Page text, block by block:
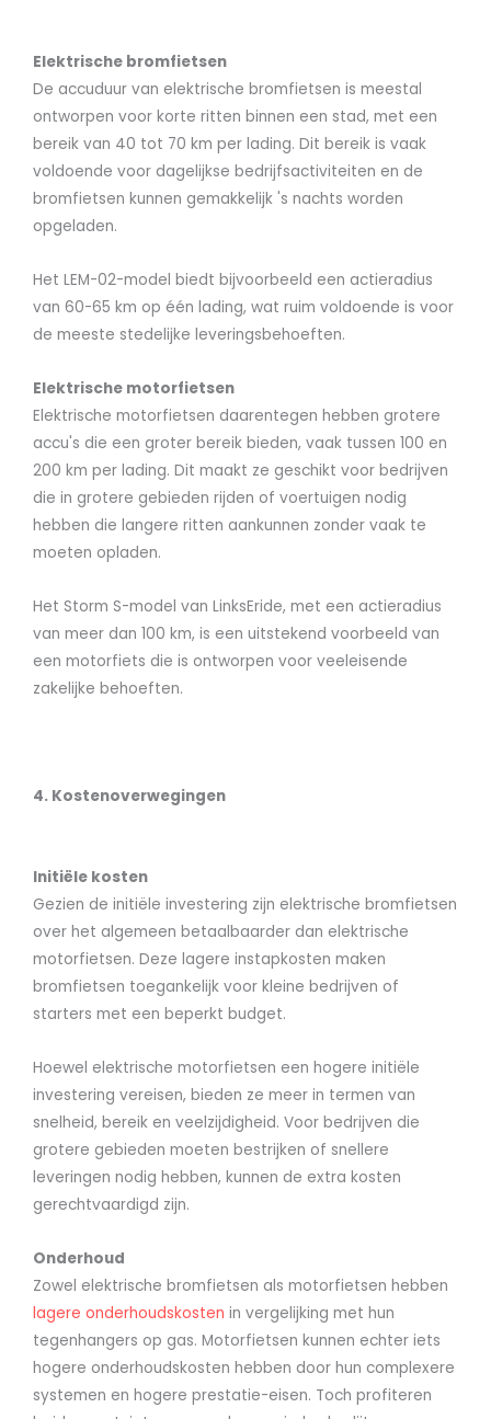
Elektrische bromfietsen
De accuduur van elektrische bromfietsen is meestal
ontworpen voor korte ritten binnen een stad, met een
bereik van 40 tot 70 km per lading. Dit bereik is vaak
voldoende voor dagelijkse bedrijfsactiviteiten en de
bromfietsen kunnen gemakkelijk 's nachts worden
opgeladen.
Het LEM-02-model biedt bijvoorbeeld een actieradius
van 60-65 km op één lading, wat ruim voldoende is voor
de meeste stedelijke leveringsbehoeften.
Elektrische motorfietsen
Elektrische motorfietsen daarentegen hebben grotere
accu's die een groter bereik bieden, vaak tussen 100 en
200 km per lading. Dit maakt ze geschikt voor bedrijven
die in grotere gebieden rijden of voertuigen nodig
hebben die langere ritten aankunnen zonder vaak te
moeten opladen.
Het Storm S-model van LinksEride, met een actieradius
van meer dan 100 km, is een uitstekend voorbeeld van
een motorfiets die is ontworpen voor veeleisende
zakelijke behoeften.
4. Kostenoverwegingen
Initiële kosten
Gezien de initiële investering zijn elektrische bromfietsen
over het algemeen betaalbaarder dan elektrische
motorfietsen. Deze lagere instapkosten maken
bromfietsen toegankelijk voor kleine bedrijven of
starters met een beperkt budget.
Hoewel elektrische motorfietsen een hogere initiële
investering vereisen, bieden ze meer in termen van
snelheid, bereik en veelzijdigheid. Voor bedrijven die
grotere gebieden moeten bestrijken of snellere
leveringen nodig hebben, kunnen de extra kosten
gerechtvaardigd zijn.
Onderhoud
Zowel elektrische bromfietsen als motorfietsen hebben
lagere onderhoudskosten in vergelijking met hun
tegenhangers op gas. Motorfietsen kunnen echter iets
hogere onderhoudskosten hebben door hun complexere
systemen en hogere prestatie-eisen. Toch profiteren